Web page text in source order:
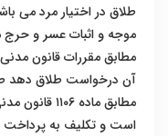
طلاق در اختیار مرد می
موجه و اثبات عسر و حرج
مطابق مقررات قانون
آن درخواست طلاق دهد
مطابق ماده
است و تکلیف به پرداخت